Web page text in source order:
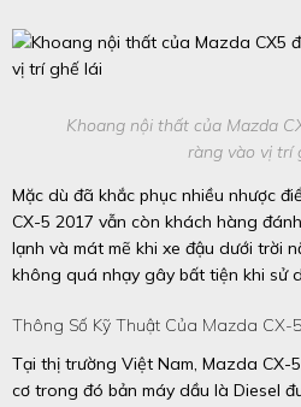
Khoang nội thất của Mazda
ràng vào vị trí
Mặc dù đã khắc phục nhiều nhược
CX-5 2017 vẫn còn khách hàng
lạnh và mát mẽ khi xe đậu dưới trời
không quá nhạy gây bất tiện khi sử
Thông Số Kỹ Thuật Của Mazda CX-
Tại thị trường Việt Nam, Mazda CX-
cơ trong đó bản máy dầu là Diesel